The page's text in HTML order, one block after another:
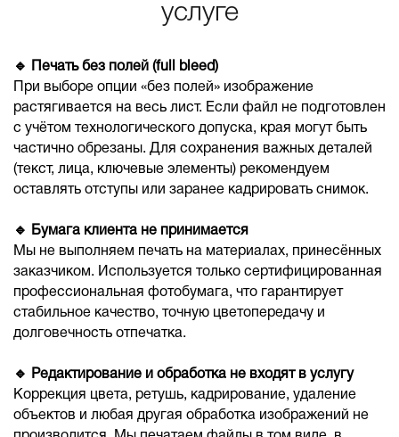
услуге
🔹 Печать без полей (full bleed)
При выборе опции «без полей» изображение
растягивается на весь лист. Если файл не подготовлен
с учётом технологического допуска, края могут быть
частично обрезаны. Для сохранения важных деталей
(текст, лица, ключевые элементы) рекомендуем
оставлять отступы или заранее кадрировать снимок.
🔹 Бумага клиента не принимается
Мы не выполняем печать на материалах, принесённых
заказчиком. Используется только сертифицированная
профессиональная фотобумага, что гарантирует
стабильное качество, точную цветопередачу и
долговечность отпечатка.
🔹 Редактирование и обработка не входят в услугу
Коррекция цвета, ретушь, кадрирование, удаление
объектов и любая другая обработка изображений не